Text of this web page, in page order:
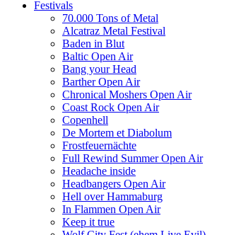
Festivals
70.000 Tons of Metal
Alcatraz Metal Festival
Baden in Blut
Baltic Open Air
Bang your Head
Barther Open Air
Chronical Moshers Open Air
Coast Rock Open Air
Copenhell
De Mortem et Diabolum
Frostfeuernächte
Full Rewind Summer Open Air
Headache inside
Headbangers Open Air
Hell over Hammaburg
In Flammen Open Air
Keep it true